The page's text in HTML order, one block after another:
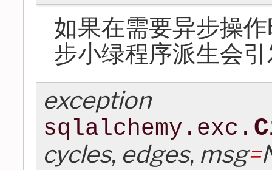
如果在需要异步操
步小绿程序派生会
exception
sqlalchemy.exc.
cycles, edges, msg=